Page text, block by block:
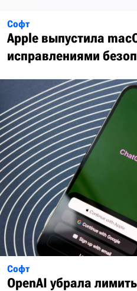
Софт
Apple выпустила
исправлениями
Софт
OpenAI убрала